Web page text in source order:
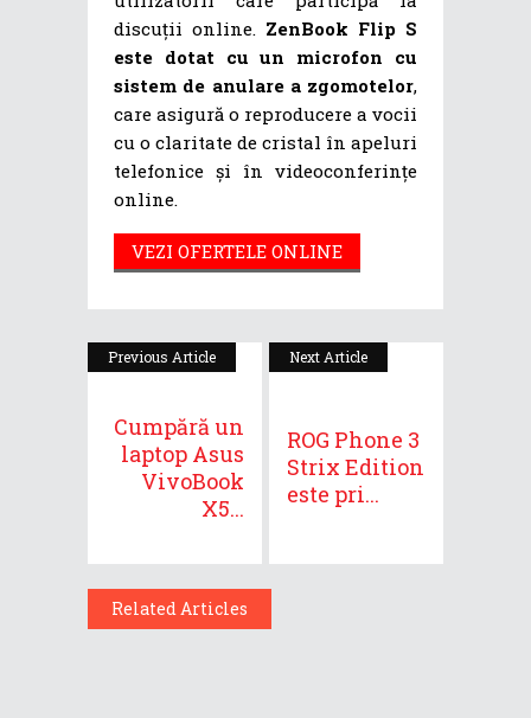
discuții online. ZenBook Flip S
este dotat cu un microfon cu
sistem de anulare a zgomotelor,
care asigură o reproducere a vocii
cu o claritate de cristal în apeluri
telefonice și în videoconferințe
online.
VEZI OFERTELE ONLINE
Previous Article
Cumpără un
laptop Asus
VivoBook
X5...
Next Article
ROG Phone 3
Strix Edition
este pri...
Related Articles